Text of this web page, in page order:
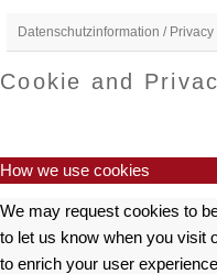
Datenschutzinformation /
Cookie and
How we use cookies
We may request cookies to
to let us know when you visit
to enrich your user